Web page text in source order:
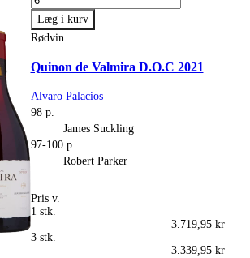
Rødvin
Quinon de Valmira D.O.C 2021
Alvaro Palacios
98 p.
James Suckling
97-100 p.
Robert Parker
Pris v.
1 stk.
3.719,95 kr
3 stk.
3.339,95 kr